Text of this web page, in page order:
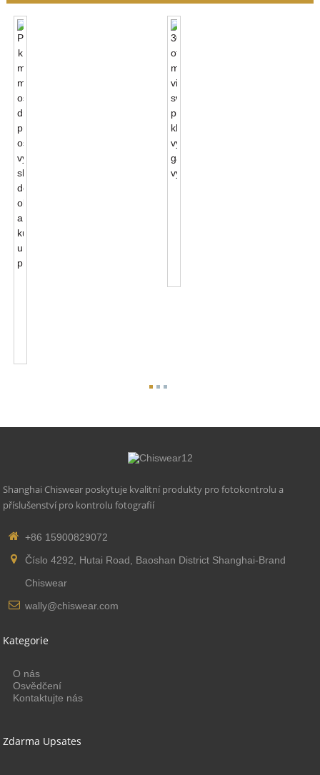
Shanghai Chiswear poskytuje kvalitní produkty pro fotokontrolu a
příslušenství pro kontrolu fotografií
+86 15900829072
Číslo 4292, Hutai Road, Baoshan District Shanghai-Brand
Chiswear
wally@chiswear.com
Kategorie
O nás
Osvědčení
Kontaktujte nás
Zdarma Upsates